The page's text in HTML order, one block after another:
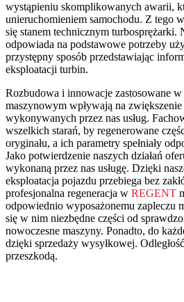
wystąpieniu skomplikowanych awarii,
unieruchomieniem samochodu. Z tego
się stanem technicznym turbosprężarki.
odpowiada na podstawowe potrzeby
przystępny sposób przedstawiając
eksploatacji turbin.
Rozbudowa i innowacje zastosowane w
maszynowym wpływają na
wykonywanych przez nas usług.
wszelkich starań, by regenerowane
oryginału, a ich parametry spełniały
Jako potwierdzenie naszych działań
wykonaną przez nas usługę. Dzięki
eksploatacja pojazdu przebiega bez
profesjonalna regeneracja w REGENT
odpowiednio wyposażonemu zapleczu
się w nim niezbędne części od
nowoczesne maszyny. Ponadto, do
dzięki sprzedaży wysyłkowej.
przeszkodą.